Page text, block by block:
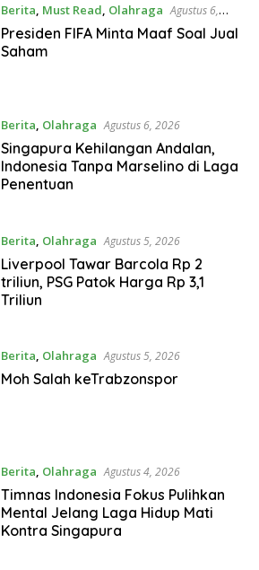
Berita, Must Read, Olahraga Agustus 6,
2026
Presiden FIFA Minta Maaf Soal Jual
Saham
Berita, Olahraga Agustus 6, 2026
Singapura Kehilangan Andalan,
Indonesia Tanpa Marselino di Laga
Penentuan
Berita Olahraga Agustus 5, 2026
Liverpool Tawar Barcola Rp 2
triliun, PSG Patok Harga Rp 3,1
Triliun
Berita, Olahraga Agustus 5, 2026
Moh Salah keTrabzonspor
Berita Olahraga Agustus 4, 2026
Timnas Indonesia Fokus Pulihkan
Mental Jelang Laga Hidup Mati
Kontra Singapura